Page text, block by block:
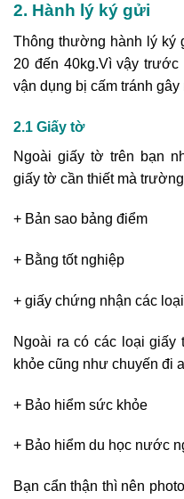
2. Hành lý ký gửi
Thông thường hành lý ký
20 đến 40kg.Vì vậy
vận dụng bị cấm tránh gây
2.1 Giấy tờ
Ngoài giấy tờ trên bạn
giấy tờ cần thiết mà
+ Bản sao bảng điểm
+ Bằng tốt nghiệp
+ giấy chứng nhận các loại
Ngoài ra có các loại
khỏe cũng như chuyến đi
+ Bảo hiểm sức khỏe
+ Bảo hiểm du học nước
Bạn cẩn thận thì nên